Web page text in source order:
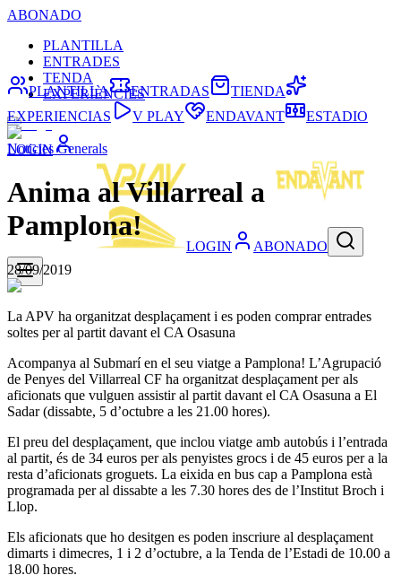
ABONADO
PLANTILLA
ENTRADES
TENDA
EXPERIÈNCIES
LOGIN
LOGIN ABONADO
PLANTILLA ENTRADAS
TIENDA
EXPERIENCIAS
V PLAY ENDAVANT ESTADIO
Noticies Generals
Anima al Villarreal a
Pamplona!
28/09/2019
La APV ha organitzat desplaçament i es poden comprar entrades
soltes per al partit davant el CA Osasuna
Acompanya al Submarí en el seu viatge a Pamplona! L’Agrupació
de Penyes del Villarreal CF ha organitzat desplaçament per als
aficionats que vulguen assistir al partit davant el CA Osasuna a El
Sadar (dissabte, 5 d’octubre a les 21.00 hores).
El preu del desplaçament, que inclou viatge amb autobús i l’entrada
al partit, és de 34 euros per als penyistes grocs i de 45 euros per a la
resta d’aficionats groguets. La eixida en bus cap a Pamplona està
programada per al dissabte a les 7.30 hores des de l’Institut Broch i
Llop.
Els aficionats que ho desitgen es poden inscriure al desplaçament
dimarts i dimecres, 1 i 2 d’octubre, a la Tenda de l’Estadi de 10.00 a
18.00 hores.